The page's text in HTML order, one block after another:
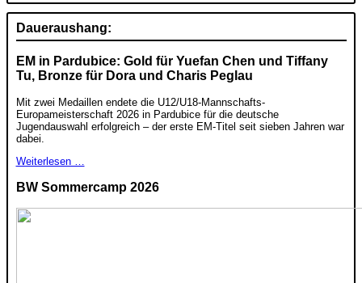
Daueraushang:
EM in Pardubice: Gold für Yuefan Chen und Tiffany
Tu, Bronze für Dora und Charis Peglau
Mit zwei Medaillen endete die U12/U18-Mannschafts-
Europameisterschaft 2026 in Pardubice für die deutsche
Jugendauswahl erfolgreich – der erste EM-Titel seit sieben Jahren war
dabei.
Weiterlesen …
BW Sommercamp 2026